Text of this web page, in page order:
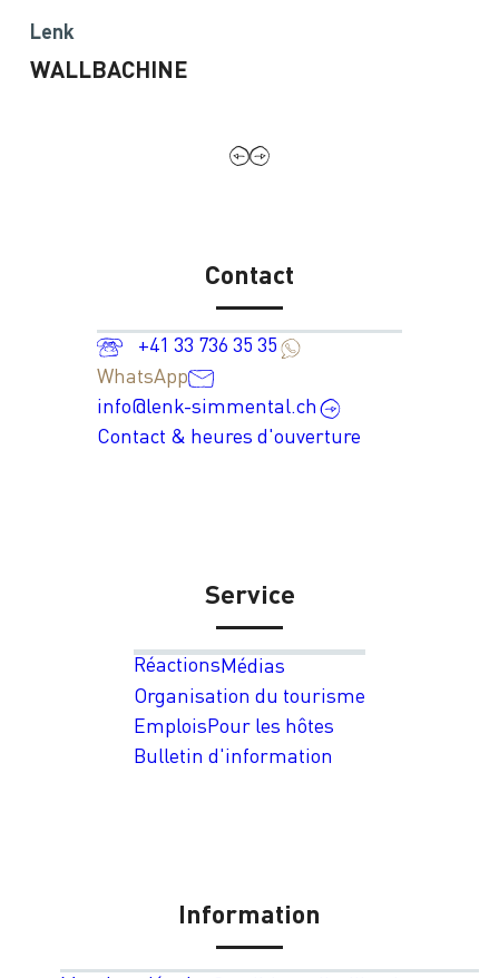
Lenk
WALLBACHINE
Contact
+41 33 736 35 35
WhatsApp
info@lenk-simmental.ch
Contact & heures d'ouverture
Service
RéactionsMédias
Organisation du tourisme
EmploisPour les hôtes
Bulletin d'information
Information